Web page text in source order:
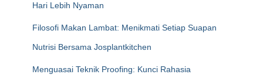
Hari Lebih Nyaman
Filosofi Makan Lambat: Menikmati Setiap Suapan
Nutrisi Bersama Josplantkitchen
Menguasai Teknik Proofing: Kunci Rahasia